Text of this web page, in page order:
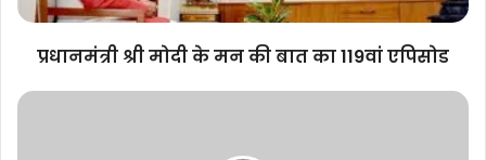
119वां
प्रधानमंत्री श्री मोदी के मन की बात का 119वां एपिसोड
प्रधानमंत्री